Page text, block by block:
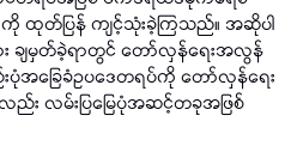
ထုတ်ပြန် ကျင့်သုံးခဲ့ကြသည်။ အဆိုပါ
း ချမှတ်ခဲ့ရာတွင် တော်လှန်ရေးအလွန်
ပုံအခြေခံဥပဒေတရပ်ကို တော်လှန်ရေး
း လမ်းပြမြေပုံအဆင့်တခုအဖြစ်